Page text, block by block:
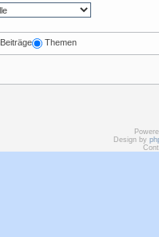
Beiträge Themen
Design by